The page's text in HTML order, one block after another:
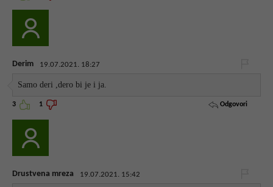
Derim 19.07.2021. 18:27
Samo deri ,dero bi je i ja.
3 1 Odgovori
Drustvena mreza 19.07.2021. 15:42